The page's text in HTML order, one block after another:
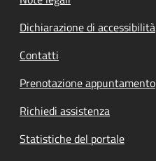
Dichiarazione di accessibilità
Contatti
Prenotazione appuntamento
Richiedi assistenza
Statistiche del portale